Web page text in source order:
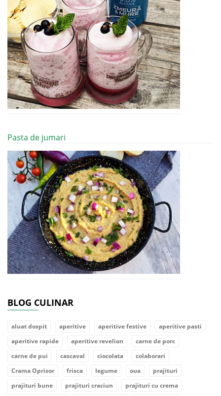
Pasta de jumari
BLOG CULINAR
aluat dospit aperitive aperitive festive
aperitive pasti
aperitive rapide
aperitive revelion
carne de porc
carne de pui
cascaval ciocolata
colaborari
Crama Oprisor
frisca legume oua
prajituri
prajituri bune
prajituri craciun
prajituri cu crema